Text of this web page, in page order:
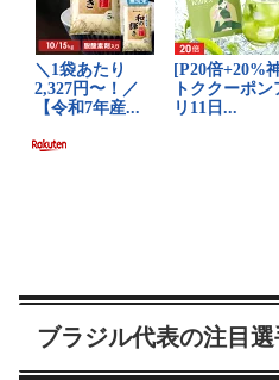
ブラジル代表の注目選